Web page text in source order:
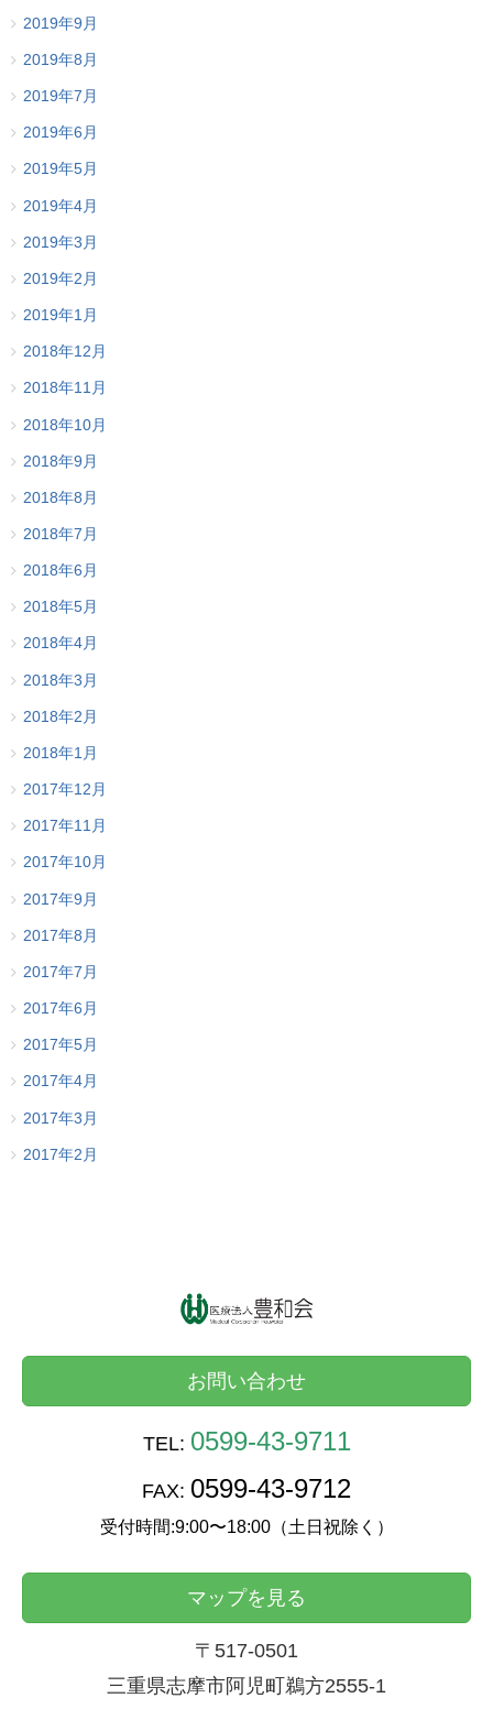
2019年9月
2019年8月
2019年7月
2019年6月
2019年5月
2019年4月
2019年3月
2019年2月
2019年1月
2018年12月
2018年11月
2018年10月
2018年9月
2018年8月
2018年7月
2018年6月
2018年5月
2018年4月
2018年3月
2018年2月
2018年1月
2017年12月
2017年11月
2017年10月
2017年9月
2017年8月
2017年7月
2017年6月
2017年5月
2017年4月
2017年3月
2017年2月
お問い合わせ
TEL: 0599-43-9711
FAX: 0599-43-9712
受付時間:9:00〜18:00（土日祝除く）
マップを見る
〒517-0501
三重県志摩市阿児町鵜方2555-1